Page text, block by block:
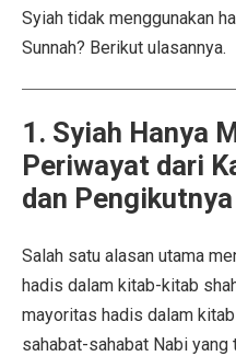
Syiah tidak menggunakan
Sunnah? Berikut ulasannya.
1. Syiah Hanya
Periwayat dari
dan Pengikutnya
Salah satu alasan utama
hadis dalam kitab-kitab
mayoritas hadis dalam
sahabat-sahabat Nabi